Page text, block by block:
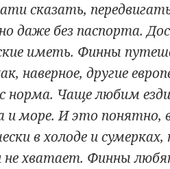
сказать,
даже без паспорта.
иметь. Финны
наверное, другие
норма. Чаще любим
и море. И это понятно,
в холоде и
не хватает. Финны